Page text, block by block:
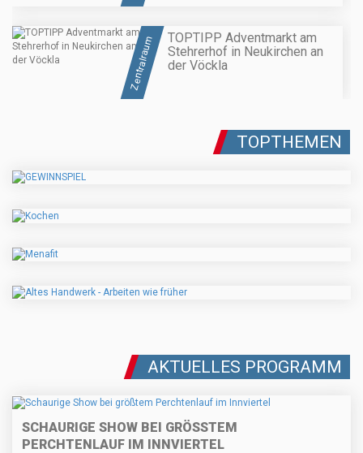
Zentralraum
TOPTIPP Adventmarkt am
Stehrerhof in Neukirchen an
der Vöckla
TOPTHEMEN
AKTUELLES PROGRAMM
SCHAURIGE SHOW BEI GRÖSSTEM P
ERCHTENLAUF IM INNVIERTEL